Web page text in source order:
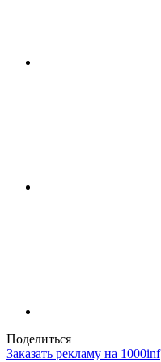
Поделиться
Заказать рекламу на 1000inf